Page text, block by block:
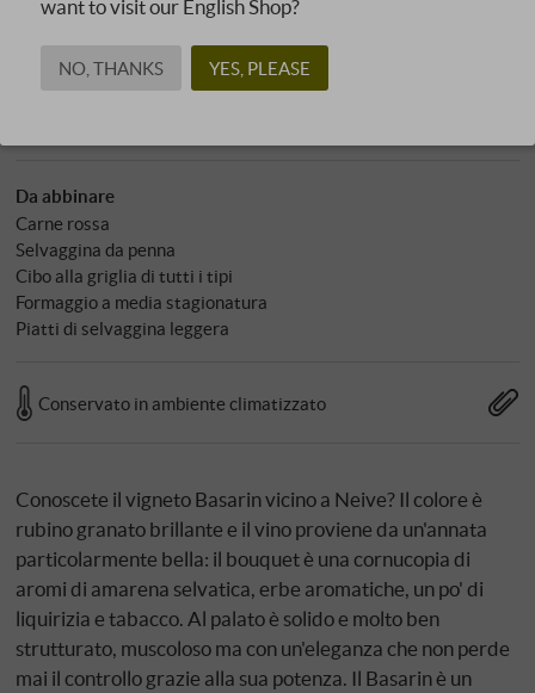
Da abbinare
Carne rossa
Selvaggina da penna
Cibo alla griglia di tutti i tipi
Formaggio a media stagionatura
Piatti di selvaggina leggera
Conservato in ambiente climatizzato
Conoscete il vigneto Basarin vicino a Neive? Il colore è
rubino granato brillante e il vino proviene da un'annata
particolarmente bella: il bouquet è una cornucopia di
aromi di amarena selvatica, erbe aromatiche, un po' di
liquirizia e tabacco. Al palato è solido e molto ben
strutturato, muscoloso ma con un'eleganza che non perde
mai il controllo grazie alla sua potenza. Il Basarin è un
want to visit our English Shop?
NO, THANKS YES, PLEASE